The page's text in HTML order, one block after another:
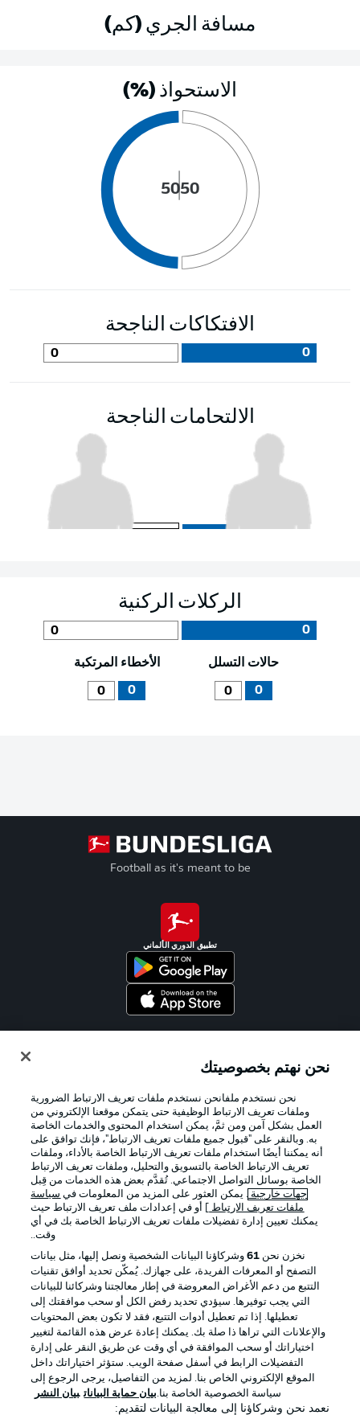
مسافة الجري (كم)
الاستحواذ (%)
50
50
الافتكاكات الناجحة
0
0
الالتحامات الناجحة
الركلات الركنية
0
0
حالات التسلل
0
0
الأخطاء المرتكبة
0
0
Football as it's meant to be
تطبيق الدوري الألماني
الإعلانات الإخطارات القانونية
شروط الاستخدام الوظائف
جهة النشر تواصل معنا
اللاعبون
نحن نهتم بخصوصيتك
نحن نستخدم ملفانحن نستخدم ملفات تعريف الارتباط الضرورية
وملفات تعريف الارتباط الوظيفية حتى يتمكن موقعنا الإلكتروني من
العمل بشكل آمن ومن ثمَّ، يمكن استخدام المحتوى والخدمات الخاصة
به. وبالنقر على "قبول جميع ملفات تعريف الارتباط"، فإنك توافق على
أنه يمكننا أيضًا استخدام ملفات تعريف الارتباط الخاصة بالأداء، وملفات
تعريف الارتباط الخاصة بالتسويق والتحليل، وملفات تعريف الارتباط
الخاصة بوسائل التواصل الاجتماعي. تُقدَّم بعض هذه الخدمات من قِبل
جهات خارجية . يمكن العثور على المزيد من المعلومات في سياسة
ملفات تعريف الارتباط
] أو في إعدادات ملف تعريف الارتباط حيث
يمكنك تعيين إدارة تفضيلات ملفات تعريف الارتباط الخاصة بك في أي
وقت..
نخزن نحن 61وشركاؤنا البيانات الشخصية ونصل إليها، مثل بيانات
التصفح أو المعرفات الفريدة، على جهازك. يُمكّن تحديد أوافق تقنيات
التتبع من دعم الأغراض المعروضة في إطار معالجتنا وشركائنا للبيانات
التي يجب توفيرها. سيؤدي تحديد رفض الكل أو سحب موافقتك إلى
تعطيلها. إذا تم تعطيل أدوات التتبع، فقد لا تكون بعض المحتويات
والإعلانات التي تراها ذا صلة بك. يمكنك إعادة عرض هذه القائمة لتغيير
اختياراتك أو سحب الموافقة في أي وقت عن طريق النقر على إدارة
التفضيلات الرابط في أسفل صفحة الويب. ستؤثر اختياراتك داخل
الموقع الإلكتروني الخاص بنا. لمزيد من التفاصيل، يرجى الرجوع إلى
سياسة الخصوصية الخاصة بنا.بيان حماية البيانات بيان النشر
نعمد نحن وشركاؤنا إلى معالجة البيانات لتقديم: